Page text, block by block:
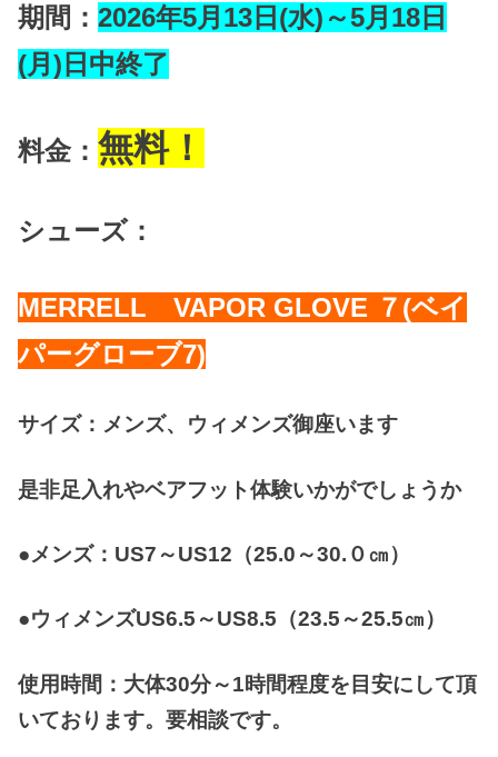
期間：2026年5月13日(水)～5月18日
(月)日中終了
料金：無料！
シューズ：
MERRELL VAPOR GLOVE ７(ベイ
パーグローブ7)
サイズ：メンズ、ウィメンズ御座います
是非足入れやベアフット体験いかがでしょうか
●メンズ：US7～US12（25.0～30.０㎝）
●ウィメンズUS6.5～US8.5（23.5～25.5㎝）
使用時間：大体30分～1時間程度を目安にして頂
いております。要相談です。